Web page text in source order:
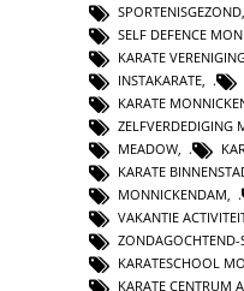
SPORTENISGEZOND
SELF DEFENCE
KARATE
INSTAKARATE
KARATE
ZELFVERDEDIGING
MEADOW
KARATE
MONNICKENDAM,
VAKANTIE
ZONDAGOCHTEND-
KARATESCHOOL
KARATE CENTRUM